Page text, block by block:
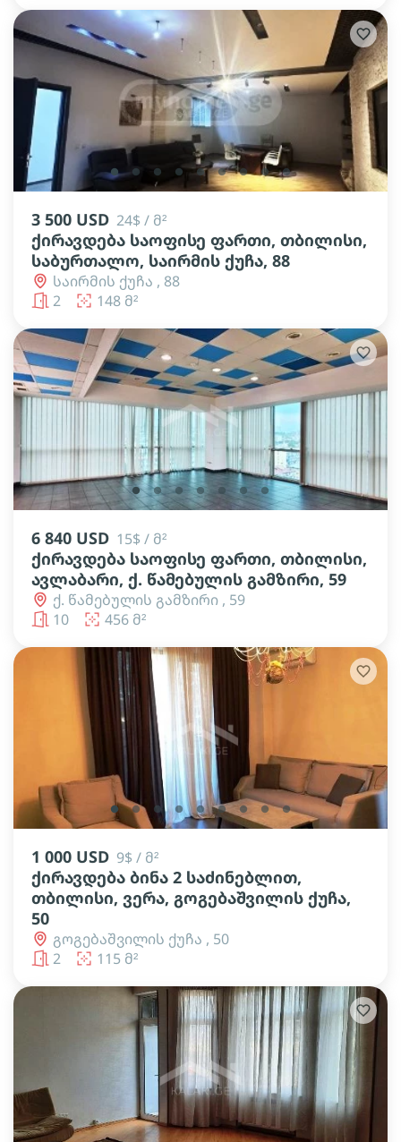
lens lens lens lens lens lens lens lens lens
3 500 USD 24$ / მ²
ქირავდება საოფისე ფართი, თბილისი,
საბურთალო, საირმის ქუჩა, 88
საირმის ქუჩა , 88
2
148 მ²
lens lens lens lens lens lens lens
6 840 USD 15$ / მ²
ქირავდება საოფისე ფართი, თბილისი,
ავლაბარი, ქ. წამებულის გამზირი, 59
ქ. წამებულის გამზირი , 59
10
456 მ²
lens lens lens lens lens lens lens lens lens
1 000 USD 9$ / მ²
ქირავდება ბინა 2 საძინებლით,
თბილისი, ვერა, გოგებაშვილის ქუჩა,
50
გოგებაშვილის ქუჩა , 50
2
115 მ²